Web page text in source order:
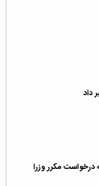
داد
درخواست مکرر وزرا